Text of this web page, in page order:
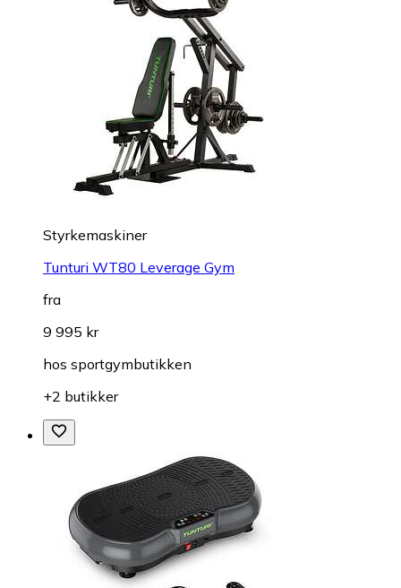
Styrkemaskiner
Tunturi WT80 Leverage Gym
fra
9 995 kr
hos sportgymbutikken
+2 butikker